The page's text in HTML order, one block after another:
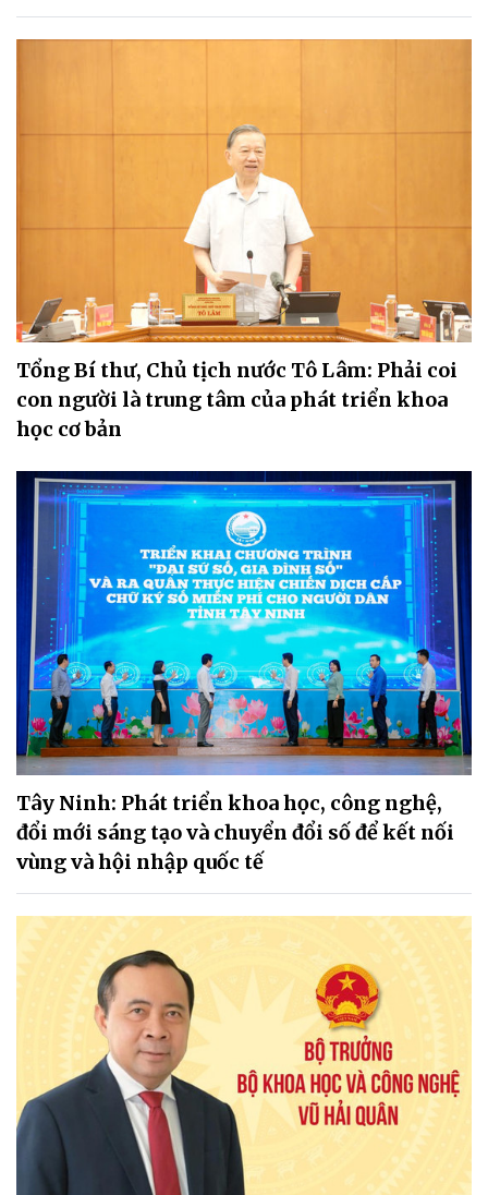
Tổng Bí thư, Chủ tịch nước Tô Lâm: Phải coi
con người là trung tâm của phát triển khoa
học cơ bản
Tây Ninh: Phát triển khoa học, công nghệ,
đổi mới sáng tạo và chuyển đổi số để kết nối
vùng và hội nhập quốc tế